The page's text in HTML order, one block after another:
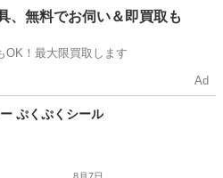
その他 プーさん
、無料でお伺い＆即買取も
OK！最大限買取します
Ad
ぷくぷくシール